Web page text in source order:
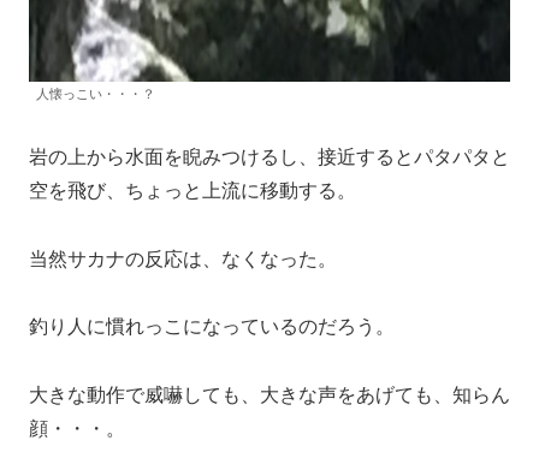
人懐っこい・・・？
岩の上から水面を睨みつけるし、接近するとパタパタと
空を飛び、ちょっと上流に移動する。
当然サカナの反応は、なくなった。
釣り人に慣れっこになっているのだろう。
大きな動作で威嚇しても、大きな声をあげても、知らん
顔・・・。